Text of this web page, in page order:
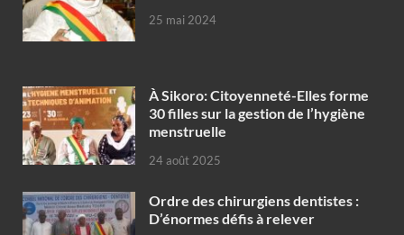
25 mai 2024
À Sikoro: Citoyenneté-Elles forme
30 filles sur la gestion de l’hygiène
menstruelle
24 août 2025
Ordre des chirurgiens dentistes :
D’énormes défis à relever